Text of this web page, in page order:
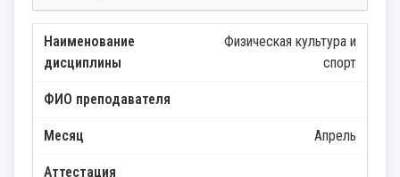
Физическая культура и
спорт
Апрель